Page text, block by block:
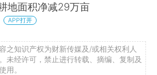
地面积净减29万亩
APP打开
之知识产权为财新传媒及/或相关权利人
未经许可，禁止进行转载、摘编、复制及
用。